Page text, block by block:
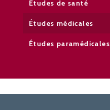
Études de santé
Études médicales
Études paramédicales